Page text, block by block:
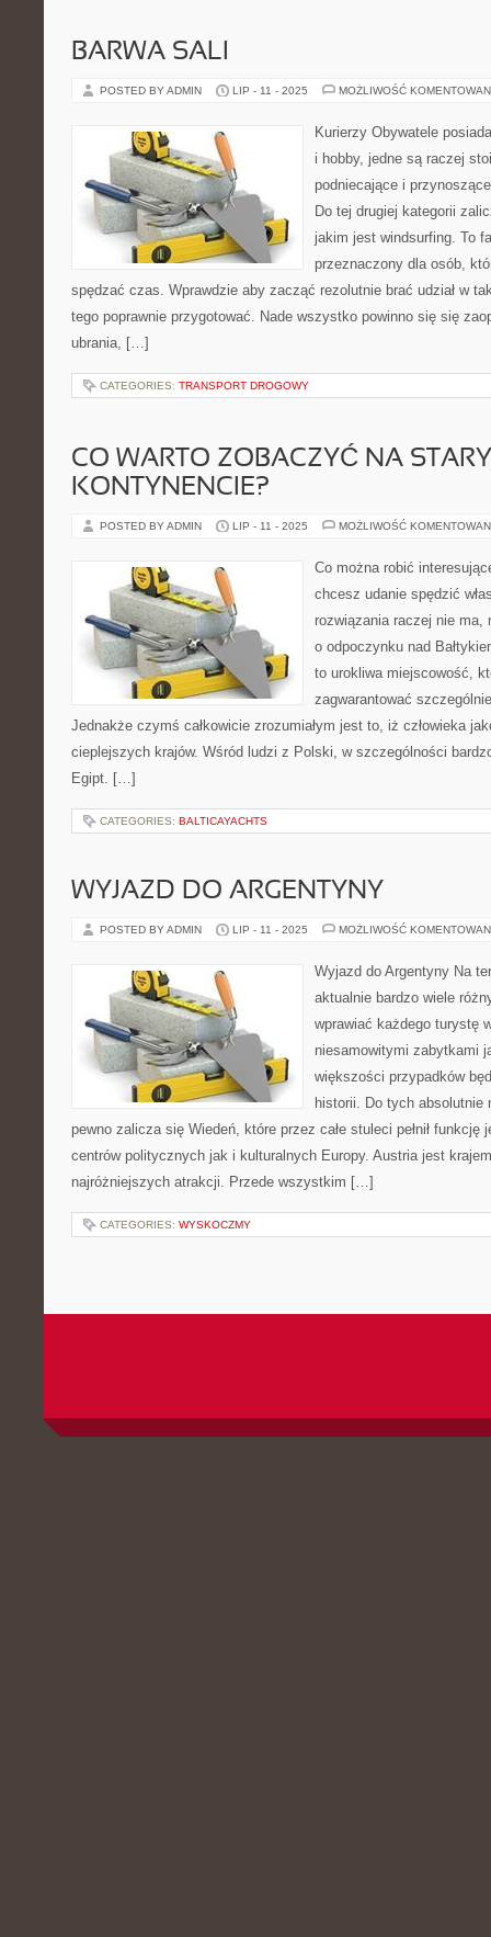
BARWA SALI
POSTED BY ADMIN LIP - 11 - 2025 MOŻLIWOŚĆ
Kurierzy Obywatele
i hobby, jedne są raczej
podniecające i
Do tej drugiej kategorii
jakim jest windsurfing. To
przeznaczony dla osób,
spędzać czas. Wprawdzie aby zacząć rezolutnie brać udział w
tego poprawnie przygotować. Nade wszystko powinno się się
ubrania, […]
CATEGORIES: TRANSPORT DROGOWY
CO WARTO ZOBACZYĆ NA
KONTYNENCIE?
POSTED BY ADMIN LIP - 11 - 2025 MOŻLIWOŚĆ
Co można robić
chcesz udanie spędzić
rozwiązania raczej nie ma,
o odpoczynku nad
to urokliwa miejscowość,
zagwarantować
Jednakże czymś całkowicie zrozumiałym jest to, iż człowieka
cieplejszych krajów. Wśród ludzi z Polski, w szczególności
Egipt. […]
CATEGORIES: BALTICAYACHTS
WYJAZD DO ARGENTYNY
POSTED BY ADMIN LIP - 11 - 2025 MOŻLIWOŚĆ
Wyjazd do Argentyny Na
aktualnie bardzo wiele
wprawiać każdego turystę
niesamowitymi zabytkami
większości przypadków
historii. Do tych
pewno zalicza się Wiedeń, które przez całe stuleci pełnił funkcję
centrów politycznych jak i kulturalnych Europy. Austria jest
najróżniejszych atrakcji. Przede wszystkim […]
CATEGORIES: WYSKOCZMY